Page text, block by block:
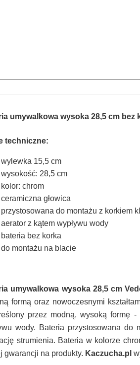
umywalkowa wysoka 28,5 cm
techniczne:
wylewka 15,5 cm
wysokość: 28,5 cm
kolor: chrom
ceramiczna głowica
przystosowana do montażu z korkiem
aerator z kątem wypływu wody
bateria bez korka
do montażu na blacie
umywalkowa wysoka 28,5 cm
formą oraz nowoczesnymi
przez modną, wysoką formę
wody. Bateria przystosowana
strumienia. Bateria w kolorze
gwarancji na produkty. Kaczucha.pl